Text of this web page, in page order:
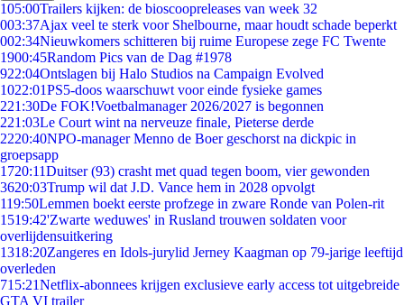
105:00Trailers kijken: de bioscoopreleases van week 32
003:37Ajax veel te sterk voor Shelbourne, maar houdt schade beperkt
002:34Nieuwkomers schitteren bij ruime Europese zege FC Twente
1900:45Random Pics van de Dag #1978
922:04Ontslagen bij Halo Studios na Campaign Evolved
1022:01PS5-doos waarschuwt voor einde fysieke games
221:30De FOK!Voetbalmanager 2026/2027 is begonnen
221:03Le Court wint na nerveuze finale, Pieterse derde
2220:40NPO-manager Menno de Boer geschorst na dickpic in
groepsapp
1720:11Duitser (93) crasht met quad tegen boom, vier gewonden
3620:03Trump wil dat J.D. Vance hem in 2028 opvolgt
119:50Lemmen boekt eerste profzege in zware Ronde van Polen-rit
1519:42'Zwarte weduwes' in Rusland trouwen soldaten voor
overlijdensuitkering
1318:20Zangeres en Idols-jurylid Jerney Kaagman op 79-jarige leeftijd
overleden
715:21Netflix-abonnees krijgen exclusieve early access tot uitgebreide
GTA VI trailer